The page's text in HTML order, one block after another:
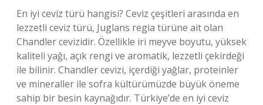
En iyi ceviz türü hangisi? Ceviz çeşitleri arasında en
lezzetli ceviz türü, Juglans regia türüne ait olan
Chandler cevizidir. Özellikle iri meyve boyutu, yüksek
kaliteli yağı, açık rengi ve aromatik, lezzetli çekirdeği
ile bilinir. Chandler cevizi, içerdiği yağlar, proteinler
ve mineraller ile sofra kültürümüzde büyük öneme
sahip bir besin kaynağıdır. Türkiye’de en iyi ceviz